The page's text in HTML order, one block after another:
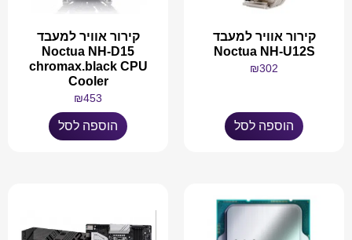
קירור אוויר למעבד
Noctua NH-U12S
₪302
הוספה לסל
קירור אוויר למעבד
Noctua NH-D15
chromax.black CPU
Cooler
₪453
הוספה לסל